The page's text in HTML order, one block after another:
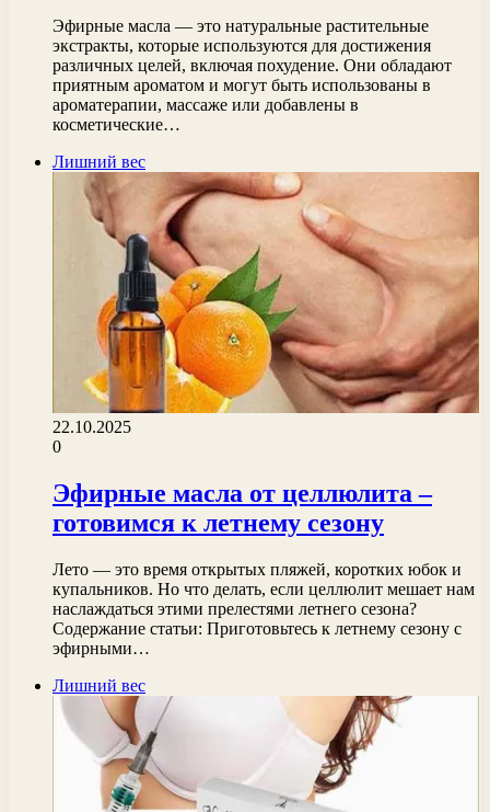
Эфирные масла — это натуральные растительные
экстракты, которые используются для достижения
различных целей, включая похудение. Они обладают
приятным ароматом и могут быть использованы в
ароматерапии, массаже или добавлены в
косметические…
Лишний вес
22.10.2025
0
Эфирные масла от целлюлита –
готовимся к летнему сезону
Лето — это время открытых пляжей, коротких юбок и
купальников. Но что делать, если целлюлит мешает нам
наслаждаться этими прелестями летнего сезона?
Содержание статьи: Приготовьтесь к летнему сезону с
эфирными…
Лишний вес